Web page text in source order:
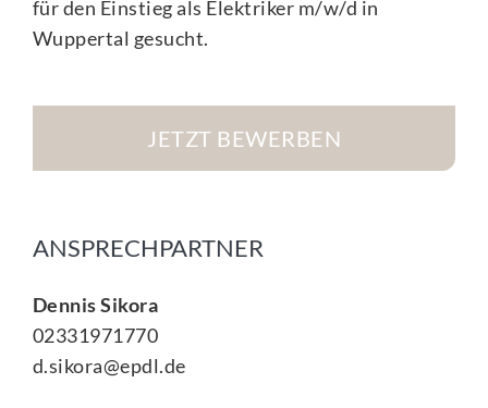
für den Einstieg als Elektriker m/w/d in
Wuppertal gesucht.
JETZT BEWERBEN
ANSPRECHPARTNER
Dennis Sikora
02331971770
d.sikora@epdl.de